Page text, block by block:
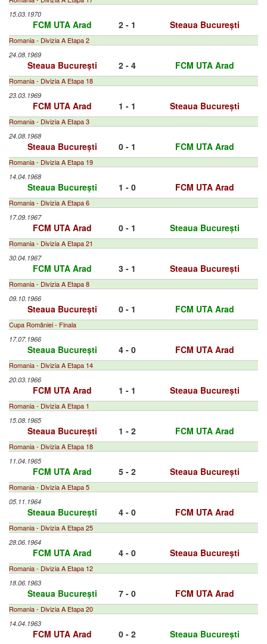
15.03.1970
FCM UTA Arad 2 - 1 Steaua București
Romania - Divizia A Etapa 2
24.08.1969
Steaua București 2 - 4 FCM UTA Arad
Romania - Divizia A Etapa 18
23.03.1969
FCM UTA Arad 1 - 1 Steaua București
Romania - Divizia A Etapa 3
24.08.1968
Steaua București 0 - 1 FCM UTA Arad
Romania - Divizia A Etapa 19
14.04.1968
Steaua București 1 - 0 FCM UTA Arad
Romania - Divizia A Etapa 6
17.09.1967
FCM UTA Arad 0 - 1 Steaua București
Romania - Divizia A Etapa 21
30.04.1967
FCM UTA Arad 3 - 1 Steaua București
Romania - Divizia A Etapa 8
09.10.1966
Steaua București 0 - 1 FCM UTA Arad
Cupa României - Finala
17.07.1966
Steaua București 4 - 0 FCM UTA Arad
Romania - Divizia A Etapa 14
20.03.1966
FCM UTA Arad 1 - 1 Steaua București
Romania - Divizia A Etapa 1
15.08.1965
Steaua București 1 - 2 FCM UTA Arad
Romania - Divizia A Etapa 18
11.04.1965
FCM UTA Arad 5 - 2 Steaua București
Romania - Divizia A Etapa 5
05.11.1964
Steaua București 4 - 0 FCM UTA Arad
Romania - Divizia A Etapa 25
28.06.1964
FCM UTA Arad 4 - 0 Steaua București
Romania - Divizia A Etapa 12
18.06.1963
Steaua București 7 - 0 FCM UTA Arad
Romania - Divizia A Etapa 20
14.04.1963
FCM UTA Arad 0 - 2 Steaua București